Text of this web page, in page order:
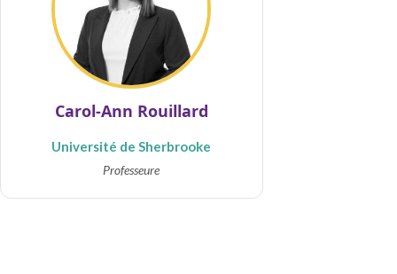
Carol-Ann Rouillard
Université de Sherbrooke
Professeure